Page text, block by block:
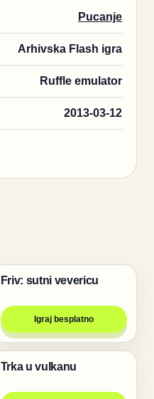
Pucanje
Arhivska Flash igra
Ruffle emulator
2013-03-12
Životinje
Friv: sutni vevericu
Igraj besplatno
Igre
Trka u vulkanu